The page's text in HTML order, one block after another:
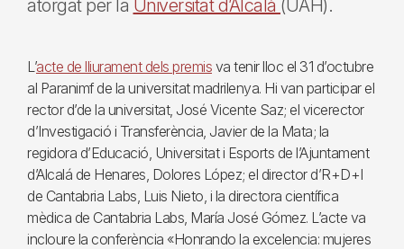
atorgat per la Universitat d’Alcalà (UAH).
L’acte de lliurament dels premis va tenir lloc el 31 d’octubre
al Paranimf de la universitat madrilenya. Hi van participar el
rector d’de la universitat, José Vicente Saz; el vicerector
d’Investigació i Transferència, Javier de la Mata; la
regidora d’Educació, Universitat i Esports de l’Ajuntament
d’Alcalá de Henares, Dolores López; el director d’R+D+I
de Cantabria Labs, Luis Nieto, i la directora científica
mèdica de Cantabria Labs, María José Gómez. L’acte va
incloure la conferència «Honrando la excelencia: mujeres